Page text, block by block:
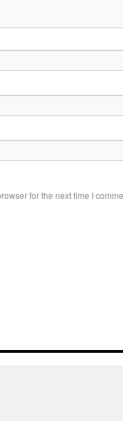
for the next time I